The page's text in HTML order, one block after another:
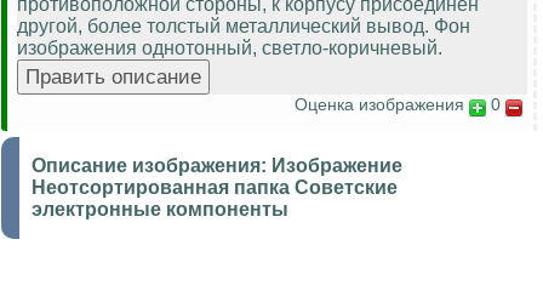
другой, более толстый металлический вывод. Фон
изображения однотонный, светло-коричневый.
Оценка изображения 0
Описание изображения: Изображение
Неотсортированная папка Советские
электронные компоненты